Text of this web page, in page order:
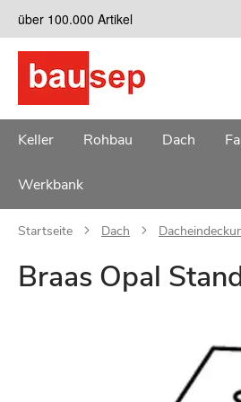
Zum
Inhalt
springen
über 100.000 Artikel
Keller Rohbau Dach
Werkbank
Startseite Dach
Braas Opal